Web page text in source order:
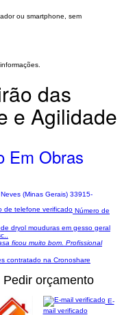
ou smartphone, sem
das
e Agilidade
Em Obras
(Minas Gerais) 33915-
Número de
dryol mouduras em gesso geral
ficou muito bom. Profissional
contratado na Cronoshare
Pedir orçamento
E-
mail verificado